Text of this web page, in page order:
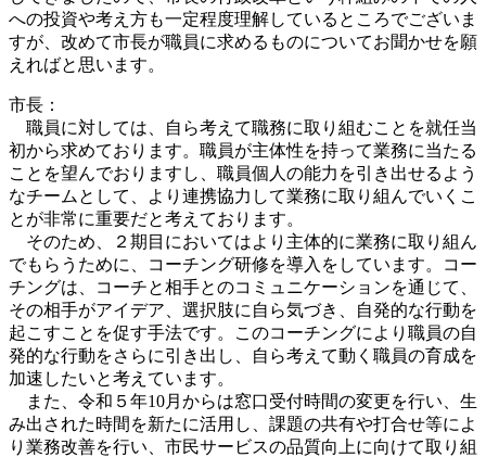
への投資や考え方も一定程度理解しているところでございま
すが、改めて市長が職員に求めるものについてお聞かせを願
えればと思います。
市長：
職員に対しては、自ら考えて職務に取り組むことを就任当
初から求めております。職員が主体性を持って業務に当たる
ことを望んでおりますし、職員個人の能力を引き出せるよう
なチームとして、より連携協力して業務に取り組んでいくこ
とが非常に重要だと考えております。
そのため、２期目においてはより主体的に業務に取り組ん
でもらうために、コーチング研修を導入をしています。コー
チングは、コーチと相手とのコミュニケーションを通じて、
その相手がアイデア、選択肢に自ら気づき、自発的な行動を
起こすことを促す手法です。このコーチングにより職員の自
発的な行動をさらに引き出し、自ら考えて動く職員の育成を
加速したいと考えています。
また、令和５年10月からは窓口受付時間の変更を行い、生
み出された時間を新たに活用し、課題の共有や打合せ等によ
り業務改善を行い、市民サービスの品質向上に向けて取り組